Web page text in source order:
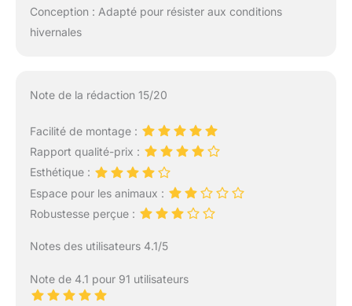
Conception : Adapté pour résister aux conditions
hivernales
Note de la rédaction 15/20
Facilité de montage :
Rapport qualité-prix :
Esthétique :
Espace pour les animaux :
Robustesse perçue :
Notes des utilisateurs 4.1/5
Note de 4.1 pour 91 utilisateurs